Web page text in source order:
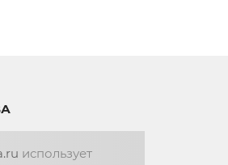
22
использует